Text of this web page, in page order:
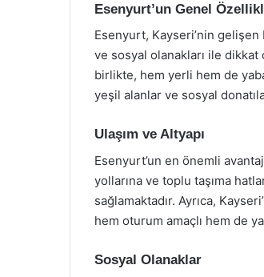
Esenyurt’un Genel
Esenyurt, Kayseri’nin
ve sosyal olanakları ile
birlikte, hem yerli hem de
yeşil alanlar ve sosyal
Ulaşım ve Altyapı
Esenyurt’un en önemli
yollarına ve toplu taşıma
sağlamaktadır. Ayrıca,
hem oturum amaçlı hem de
Sosyal Olanaklar